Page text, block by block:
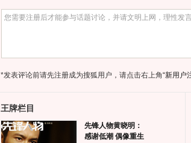
*发表评论前请先注册成为搜狐用户，请点击右上角“新用户
王牌栏目
先锋人物黄晓明：
感谢低潮 偶像重生